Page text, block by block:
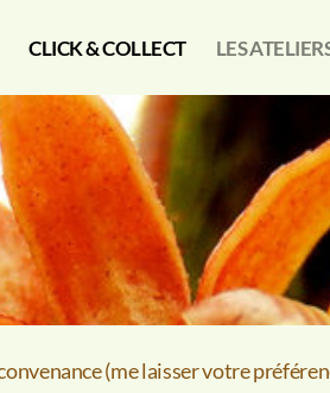
CLICK & COLLECT LES
(me laisser votre